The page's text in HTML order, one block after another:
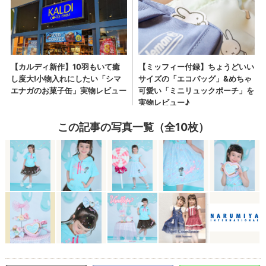
この記事の写真一覧（全10枚）